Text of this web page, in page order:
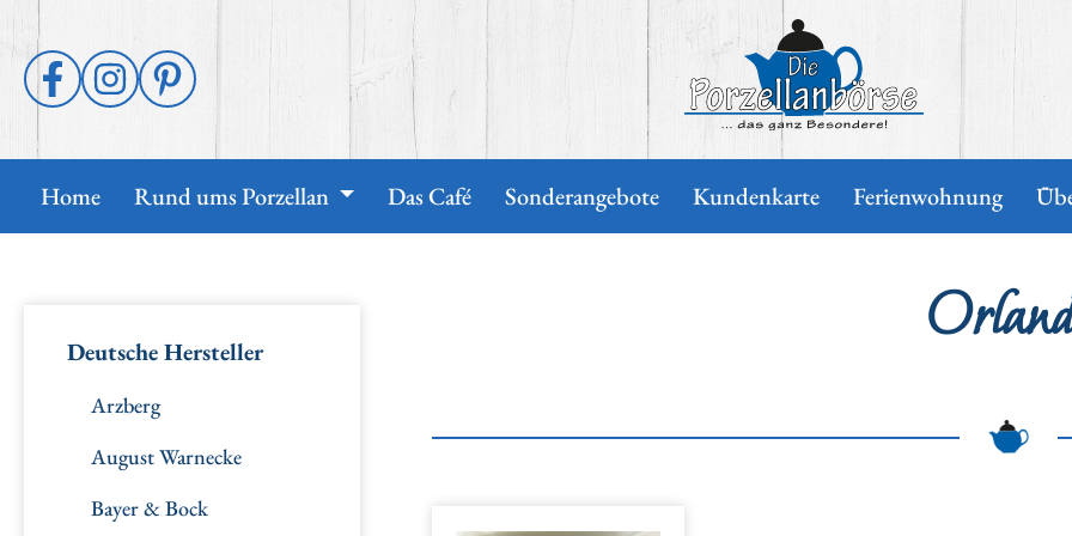
Zur Hauptnavigation springen
Home Rund ums Porzellan Das Café Sonderangebote Kundenkarte Ferienwohnung
Deutsche Hersteller
Arzberg
August Warnecke
Bayer & Bock